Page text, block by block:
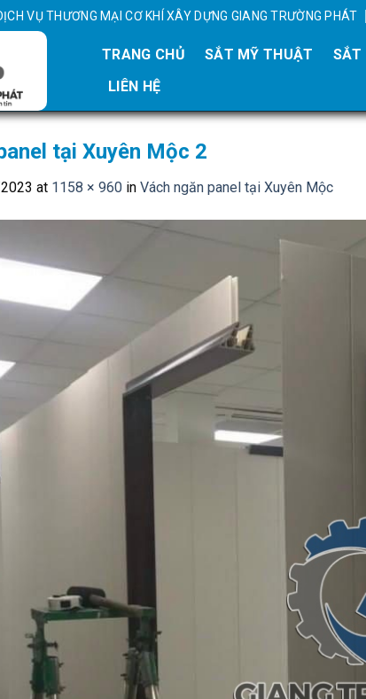
VỤ THƯƠNG MẠI CƠ KHÍ XÂY DỰNG GIANG TRƯỜNG PHÁT
TRANG CHỦ SẮT MỸ THUẬT SẮT
LIÊN HỆ
tại Xuyên Mộc 2
at 1158 × 960 in Vách ngăn panel tại Xuyên Mộc